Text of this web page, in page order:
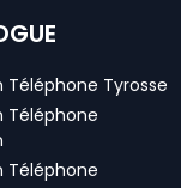
Téléphone Tyrosse
Téléphone
Téléphone